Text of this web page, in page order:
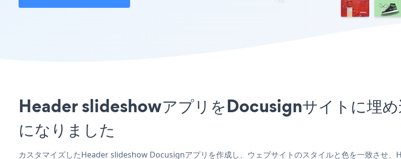
Header slideshowアプリをDocusignサイトに埋め
になりました
カスタマイズしたHeader slideshow Docusignアプリを作成し、ウェブサイトのスタイルと色を一致させ